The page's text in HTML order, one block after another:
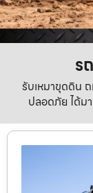
ร
รับเหมาขุดดิน
ปลอดภัย ได้ม